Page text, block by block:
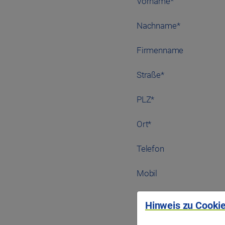
Nachname*
Firmenname
Straße*
PLZ*
Ort*
Telefon
Mobil
Hinweis zu